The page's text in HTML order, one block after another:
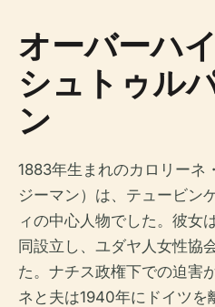
オーバーハ
シュトゥル
ン
1883年生まれのカロリーネ
ジーマン）は、テュービン
ィの中心人物でした。彼女
同設立し、ユダヤ人女性協
た。ナチス政権下での迫害
ネと夫は1940年にドイツを